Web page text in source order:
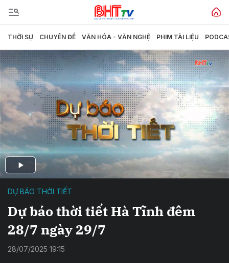
THỜI SỰ CHUYÊN ĐỀ VĂN HÓA - VĂN NGHỆ PHIM TÀI LIỆU
DỰ BÁO THỜI TIẾT
Dự báo thời tiết Hà Tĩnh đêm
28/7 ngày 29/7
28/07/2025 19:15